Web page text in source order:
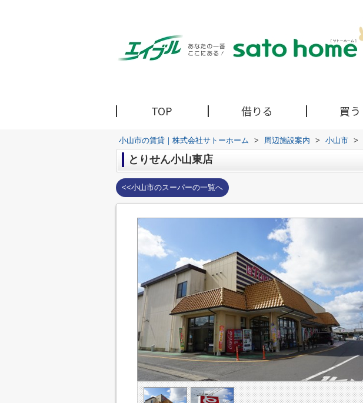
TOP 借りる 買う
小山市の賃貸｜株式会社サトーホーム > 周辺施設案内 > 小山市 >
とりせん小山東店
<<小山市のスーパーの一覧へ